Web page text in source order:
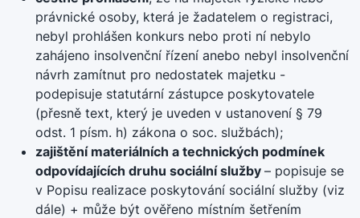
právnické osoby, která je žadatelem o registraci,
nebyl prohlášen konkurs nebo proti ní nebylo
zahájeno insolvenční řízení anebo nebyl insolvenční
návrh zamítnut pro nedostatek majetku -
podepisuje statutární zástupce poskytovatele
(přesně text, který je uveden v ustanovení § 79
odst. 1 písm. h) zákona o soc. službách);
zajištění materiálních a technických podmínek
odpovídajících druhu sociální služby – popisuje se
v Popisu realizace poskytování sociální služby (viz
dále) + může být ověřeno místním šetřením